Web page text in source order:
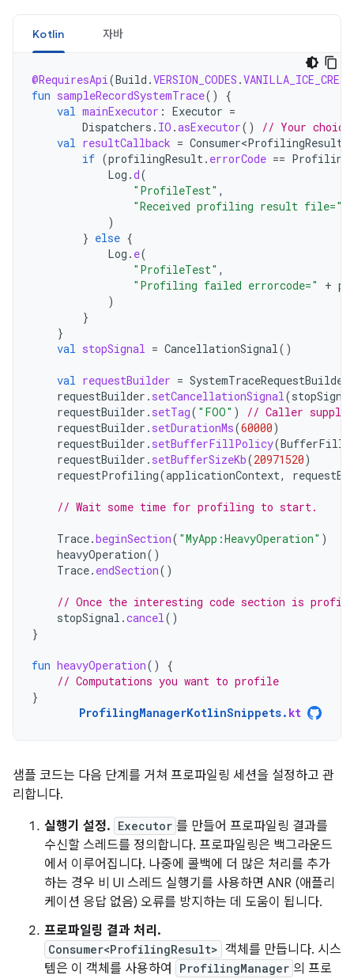
Kotlin 자바
@RequiresApi(Build .VERSION_CODES .VANILLA_ICE_CREAM
fun sampleRecordSystemTrace()
{
val mainExecutor : Executor =
Dispatchers . IO .asExecutor()
// Your
val resultCallback = Consumer<ProfilingResult>
if (profilingResult. errorCode ==
Log .d(
"ProfileTest" ,
"Received profiling result file="
)
} else {
Log . e(
"ProfileTest" ,
"Profiling failed errorcode="
+
)
}
}
val stopSignal = CancellationSignal()
val requestBuilder = SystemTraceRequestBuilder
requestBuilder . setCancellationSignal(stopSignal
requestBuilder . setTag( "FOO" )
// Caller
requestBuilder . setDurationMs(60000)
requestBuilder . setBufferFillPolicy(
requestBuilder . setBufferSizeKb(20971520)
requestProfiling(applicationContext,
// Wait some time for profiling to start.
Trace.beginSection( "MyApp:HeavyOperation" )
heavyOperation()
Trace. endSection()
// Once the interesting code section is
stopSignal .cancel()
}
fun heavyOperation()
{
// Computations you want to profile
}
ProfilingManagerKotlinSnippets. kt
샘플 코드는 다음 단계를 거쳐 프로파일링 세션을 설정하고 관
리합니다.
실행기 설정. Executor 를 만들어 프로파일링 결과를
수신할 스레드를 정의합니다. 프로파일링은 백그라운드
에서 이루어집니다. 나중에 콜백에 더 많은 처리를 추가
하는 경우 비 UI 스레드 실행기를 사용하면 ANR (애플리
케이션 응답 없음) 오류를 방지하는 데 도움이 됩니다.
프로파일링 결과 처리.
Consumer<ProfilingResult> 객체를 만듭니다. 시스
템은 이 객체를 사용하여
ProfilingManager 의 프로